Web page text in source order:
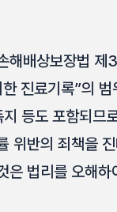
해배상보장법
진료기록”의
등도 포함되므
위반의 죄책을
은 법리를 오해